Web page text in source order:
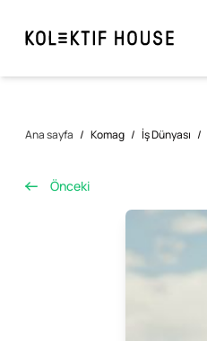
Ana sayfa / Komag / İş Dünyası /
Önceki